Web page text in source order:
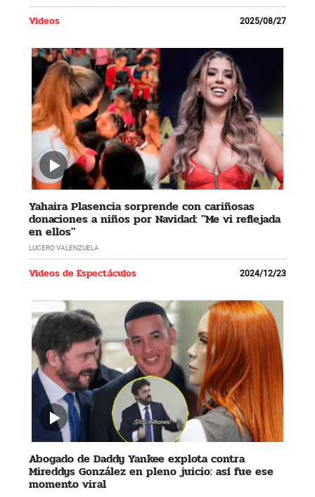
Videos 2025/08/27
Yahaira Plasencia sorprende con cariñosas
donaciones a niños por Navidad: "Me vi reflejada
en ellos"
LUCERO VALENZUELA
Videos de Espectáculos 2024/12/23
Abogado de Daddy Yankee explota contra
Mireddys González en pleno juicio: así fue ese
momento viral